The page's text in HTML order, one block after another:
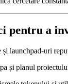
pentru a
launchpad-uri
și planul